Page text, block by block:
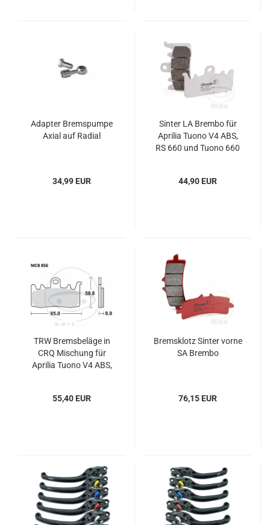
Adapter Bremspumpe
Axial auf Radial
34,99 EUR
Sinter LA Brembo für
Aprilia Tuono V4 ABS,
RS 660 und Tuono 660
44,90 EUR
TRW Bremsbeläge in
CRQ Mischung für
Aprilia Tuono V4 ABS,
55,40 EUR
Bremsklotz Sinter vorne
SA Brembo
76,15 EUR